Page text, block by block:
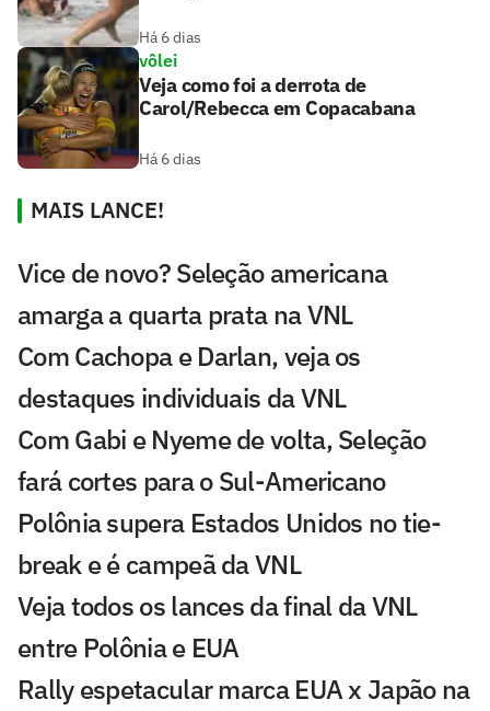
Há 6 dias
vôlei
Veja como foi a derrota de
Carol/Rebecca em Copacabana
Há 6 dias
MAIS LANCE!
Vice de novo? Seleção americana
amarga a quarta prata na VNL
Com Cachopa e Darlan, veja os
destaques individuais da VNL
Com Gabi e Nyeme de volta, Seleção
fará cortes para o Sul-Americano
Polônia supera Estados Unidos no tie-
break e é campeã da VNL
Veja todos os lances da final da VNL
entre Polônia e EUA
Rally espetacular marca EUA x Japão na